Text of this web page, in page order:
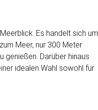
Es handelt sich um
Meer, nur 300 Meter
Darüber hinaus
idealen Wahl sowohl für